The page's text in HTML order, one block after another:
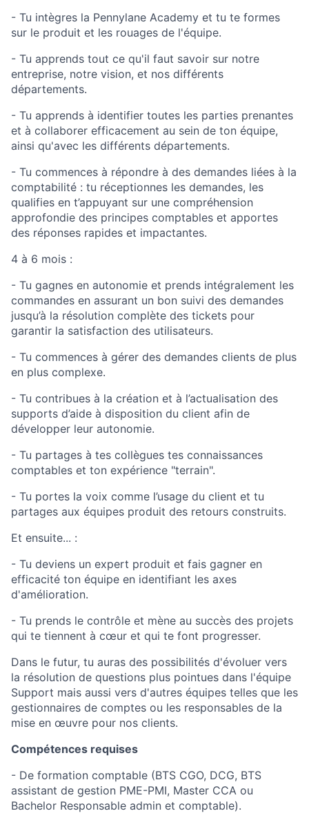
- Tu intègres la Pennylane Academy et tu te formes
sur le produit et les rouages de l'équipe.
- Tu apprends tout ce qu'il faut savoir sur notre
entreprise, notre vision, et nos différents
départements.
- Tu apprends à identifier toutes les parties prenantes
et à collaborer efficacement au sein de ton équipe,
ainsi qu'avec les différents départements.
- Tu commences à répondre à des demandes liées à la
comptabilité : tu réceptionnes les demandes, les
qualifies en t’appuyant sur une compréhension
approfondie des principes comptables et apportes
des réponses rapides et impactantes.
4 à 6 mois :
- Tu gagnes en autonomie et prends intégralement les
commandes en assurant un bon suivi des demandes
jusqu’à la résolution complète des tickets pour
garantir la satisfaction des utilisateurs.
- Tu commences à gérer des demandes clients de plus
en plus complexe.
- Tu contribues à la création et à l’actualisation des
supports d’aide à disposition du client afin de
développer leur autonomie.
- Tu partages à tes collègues tes connaissances
comptables et ton expérience "terrain".
- Tu portes la voix comme l’usage du client et tu
partages aux équipes produit des retours construits.
Et ensuite... :
- Tu deviens un expert produit et fais gagner en
efficacité ton équipe en identifiant les axes
d'amélioration.
- Tu prends le contrôle et mène au succès des projets
qui te tiennent à cœur et qui te font progresser.
Dans le futur, tu auras des possibilités d'évoluer vers
la résolution de questions plus pointues dans l'équipe
Support mais aussi vers d'autres équipes telles que les
gestionnaires de comptes ou les responsables de la
mise en œuvre pour nos clients.
Compétences requises
- De formation comptable (BTS CGO, DCG, BTS
assistant de gestion PME-PMI, Master CCA ou
Bachelor Responsable admin et comptable).